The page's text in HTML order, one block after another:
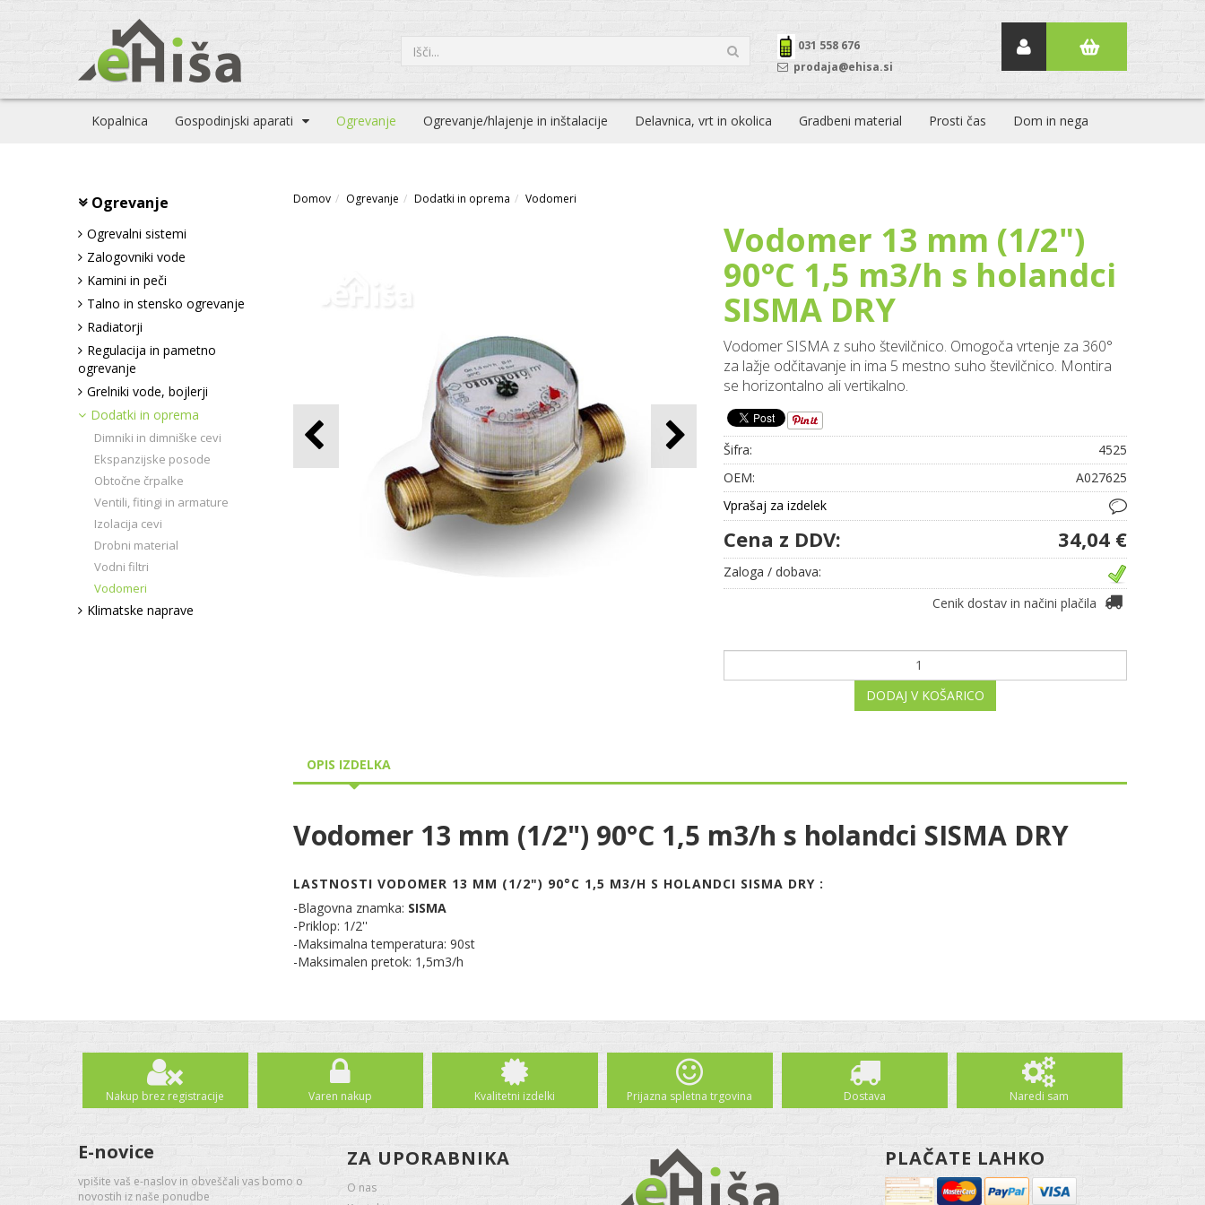
031 558 676
prodaja@ehisa.si
Kopalnica Gospodinjski aparati Ogrevanje Ogrevanje/hlajenje in inštalacije Delavnica, vrt in okolica Gradbeni material Prosti čas Dom in nega
Ogrevanje
Ogrevalni sistemi
Zalogovniki vode
Kamini in peči
Talno in stensko ogrevanje
Radiatorji
Regulacija in pametno
ogrevanje
Grelniki vode, bojlerji
Dodatki in oprema
Dimniki in dimniške cevi
Ekspanzijske posode
Obtočne črpalke
Ventili, fitingi in armature
Izolacija cevi
Drobni material
Vodni filtri
Vodomeri
Klimatske naprave
Domov Ogrevanje Dodatki in oprema Vodomeri
Vodomer 13 mm (1/2")
90°C 1,5 m3/h s holandci
SISMA DRY
Vodomer SISMA z suho številčnico. Omogoča vrtenje za 360°
za lažje odčitavanje in ima 5 mestno suho številčnico. Montira
se horizontalno ali vertikalno.
Šifra:
4525
OEM:
A027625
Vprašaj za izdelek
Cena z DDV: 34,04 €
Zaloga / dobava:
Cenik dostav in načini plačila
DODAJ V KOŠARICO
OPIS IZDELKA
Vodomer 13 mm (1/2") 90°C 1,5 m3/h s holandci SISMA DRY
LASTNOSTI VODOMER 13 MM (1/2") 90°C 1,5 M3/H S HOLANDCI SISMA DRY :
-Blagovna znamka: SISMA
-Priklop: 1/2''
-Maksimalna temperatura: 90st
-Maksimalen pretok: 1,5m3/h
Nakup brez registracije Varen nakup Kvalitetni izdelki Prijazna spletna trgovina Dostava Naredi sam
E-novice
vpišite vaš e-naslov in obveščali vas bomo o
novostih iz naše ponudbe
ZA UPORABNIKA
O nas
PLAČATE LAHKO